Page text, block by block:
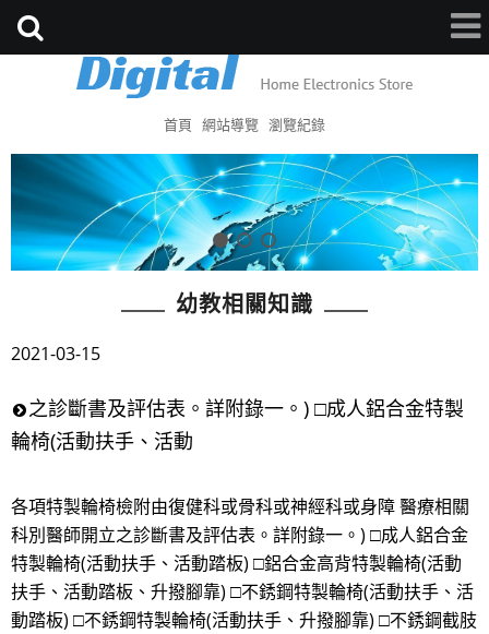
首頁 網站導覽 瀏覽紀錄
幼教相關知識
2021-03-15
之診斷書及評估表。詳附錄一。) □成人鋁合金特製
輪椅(活動扶手、活動
各項特製輪椅檢附由復健科或骨科或神經科或身障 醫療相關
科別醫師開立之診斷書及評估表。詳附錄一。) □成人鋁合金
特製輪椅(活動扶手、活動踏板) □鋁合金高背特製輪椅(活動
扶手、活動踏板、升撥腳靠) □不銹鋼特製輪椅(活動扶手、活
動踏板) □不銹鋼特製輪椅(活動扶手、升撥腳靠) □不銹鋼截肢